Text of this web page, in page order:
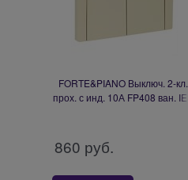
FORTE&PIANO Выключ. 2-кл.
прох. с инд. 10А FP408 ван. IEK
860 руб.